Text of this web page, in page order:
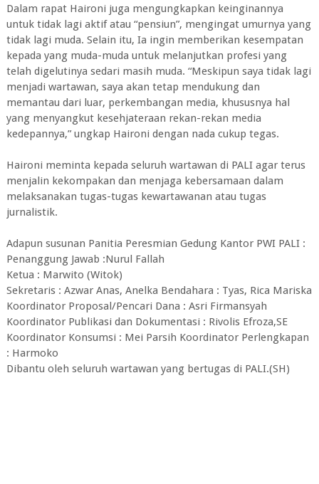
Dalam rapat Haironi juga mengungkapkan keinginannya
untuk tidak lagi aktif atau “pensiun”, mengingat umurnya yang
tidak lagi muda. Selain itu, Ia ingin memberikan kesempatan
kepada yang muda-muda untuk melanjutkan profesi yang
telah digelutinya sedari masih muda. “Meskipun saya tidak lagi
menjadi wartawan, saya akan tetap mendukung dan
memantau dari luar, perkembangan media, khususnya hal
yang menyangkut kesehjateraan rekan-rekan media
kedepannya,” ungkap Haironi dengan nada cukup tegas.
Haironi meminta kepada seluruh wartawan di PALI agar terus
menjalin kekompakan dan menjaga kebersamaan dalam
melaksanakan tugas-tugas kewartawanan atau tugas
jurnalistik.
Adapun susunan Panitia Peresmian Gedung Kantor PWI PALI :
Penanggung Jawab :Nurul Fallah
Ketua : Marwito (Witok)
Sekretaris : Azwar Anas, Anelka Bendahara : Tyas, Rica Mariska
Koordinator Proposal/Pencari Dana : Asri Firmansyah
Koordinator Publikasi dan Dokumentasi : Rivolis Efroza,SE
Koordinator Konsumsi : Mei Parsih Koordinator Perlengkapan
: Harmoko
Dibantu oleh seluruh wartawan yang bertugas di PALI.(SH)